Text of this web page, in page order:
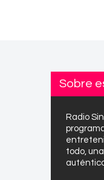
Sobre
Radio
todo,